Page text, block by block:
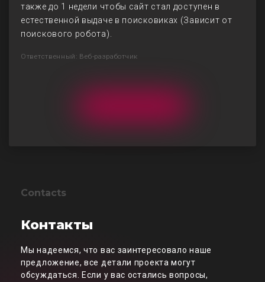
также до 1 недели чтобы сайт стал доступен в
естественной выдаче в поисковиках (Зависит от
поискового робота).
Ответственный: Веб-разработчик
Contacts
Контакты
Мы надеемся, что вас заинтересовало наше
предложение, все детали проекта могут
обсуждаться. Если у вас остались вопросы,